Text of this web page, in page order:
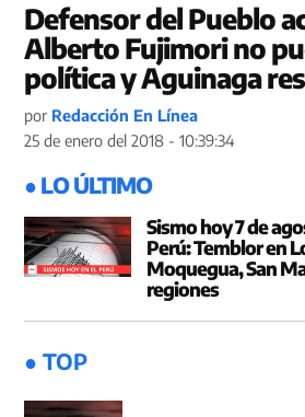
Defensor del Pueblo
Alberto Fujimori no
política y Aguinaga
por Redacción En Línea
25 de enero del 2018 - 10:39:34
● LO ÚLTIMO
Sismo hoy 7 de
Perú: Temblor en
Moquegua, San
regiones
● TOP